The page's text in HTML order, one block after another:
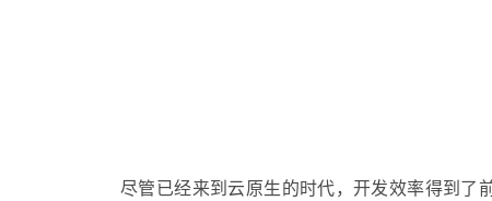
尽管已经来到云原生的时代，开发效率得到了